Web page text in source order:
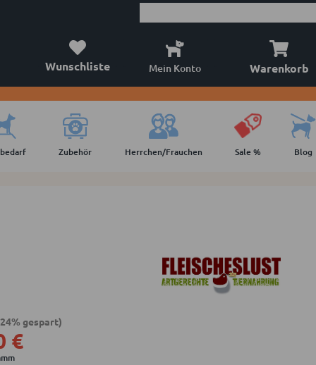
Wunschliste Mein Konto Warenkorb
Zubehör Herrchen/Frauchen Sale % Blog
gespart)
€